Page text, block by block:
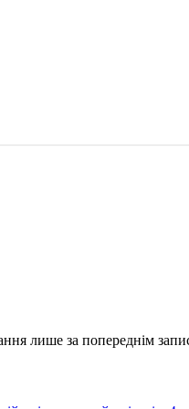
лише за попереднім